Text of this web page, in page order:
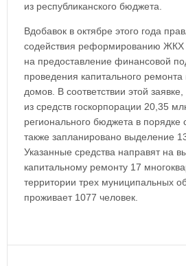
из республиканского бюджета.
Вдобавок в октябре этого года
содействия реформированию ЖКХ
на предоставление финансовой
проведения капитального
домов. В соответствии этой
из средств госкорпорации 20,35
регионального бюджета в
также запланировано выделение
Указанные средства направят на
капитальному ремонту 17
территории трех муниципальных
проживает 1077 человек.